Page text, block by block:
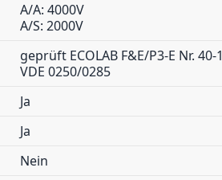
A/A: 4000V
A/S: 2000V
geprüft ECOLAB F&E/P3-E Nr. 40-1
VDE 0250/0285
Ja
Ja
Nein